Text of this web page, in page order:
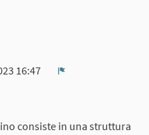
16:47
consiste in una struttura